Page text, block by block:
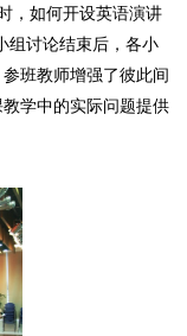
，如何开设英语演讲
组讨论结束后，各小
班教师增强了彼此间
学中的实际问题提供